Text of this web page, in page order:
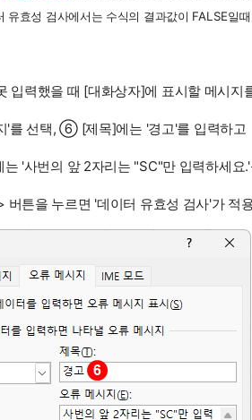
유효성 검사에서는 수식의 결과값이 FALSE일
입력했을 때 [대화상자]에 표시할 메시
선택, ⑥ [제목]에는 '경고'를 입력하고
'사번의 앞 2자리는 "SC"만 입력하세요.'
버튼을 누르면 '데이터 유효성 검사'가 적